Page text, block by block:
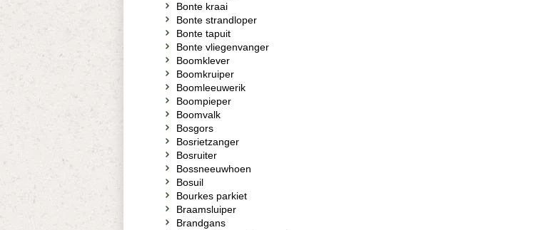
Bonte kraai
Bonte strandloper
Bonte tapuit
Bonte vliegenvanger
Boomklever
Boomkruiper
Boomleeuwerik
Boompieper
Boomvalk
Bosgors
Bosrietzanger
Bosruiter
Bossneeuwhoen
Bosuil
Bourkes parkiet
Braamsluiper
Brandgans